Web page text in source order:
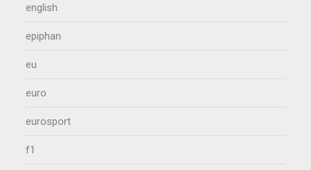
english
epiphan
eu
euro
eurosport
f1